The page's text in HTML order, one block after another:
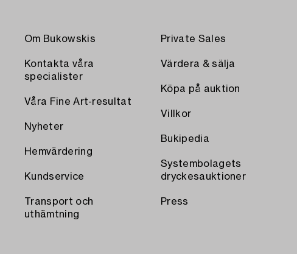
Om Bukowskis
Kontakta våra
specialister
Våra Fine Art-resultat
Nyheter
Hemvärdering
Kundservice
Transport och
uthämtning
Private Sales
Värdera & sälja
Köpa på auktion
Villkor
Bukipedia
Systembolagets
dryckesauktioner
Press